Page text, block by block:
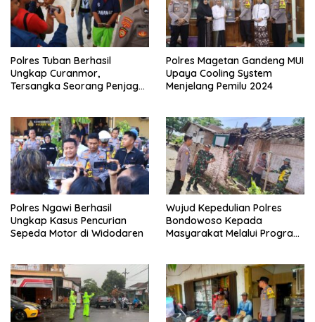
Polres Tuban Berhasil
Ungkap Curanmor,
Tersangka Seorang Penjaga
Polres Magetan Gandeng MUI
Upaya Cooling System
Menjelang Pemilu 2024
Polres Ngawi Berhasil
Ungkap Kasus Pencurian
Sepeda Motor di Widodaren
Wujud Kepedulian Polres
Bondowoso Kepada
Masyarakat Melalui Program